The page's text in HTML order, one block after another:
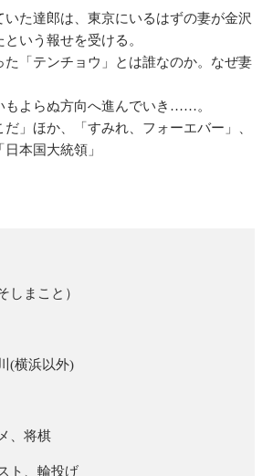
いた達郎は、東京にいるはずの妻が金沢
いう報せを受ける。
た「テンチョウ」とは誰なのか。なぜ妻
もよらぬ方向へ進んでいき……。
」ほか、「すみれ、フォーエバー」、
日本国大統領」
しまこと）
浜以外)
将棋
、輪投げ